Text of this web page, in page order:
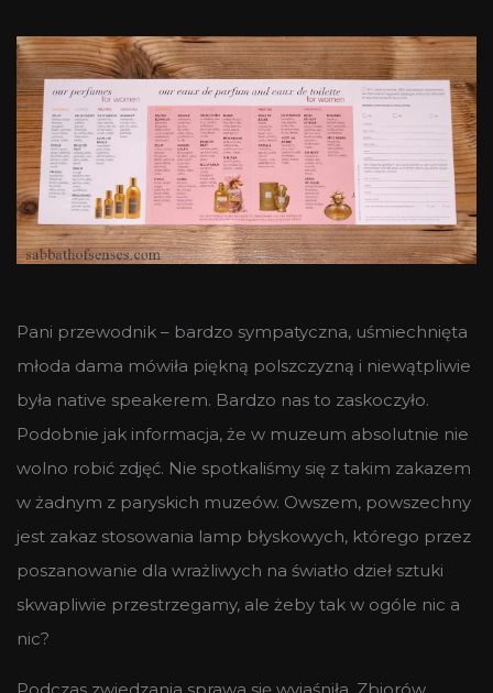
Pani przewodnik – bardzo sympatyczna, uśmiechnięta
młoda dama mówiła piękną polszczyzną i niewątpliwie
była native speakerem. Bardzo nas to zaskoczyło.
Podobnie jak informacja, że w muzeum absolutnie nie
wolno robić zdjęć. Nie spotkaliśmy się z takim zakazem
w żadnym z paryskich muzeów. Owszem, powszechny
jest zakaz stosowania lamp błyskowych, którego przez
poszanowanie dla wrażliwych na światło dzieł sztuki
skwapliwie przestrzegamy, ale żeby tak w ogóle nic a
nic?